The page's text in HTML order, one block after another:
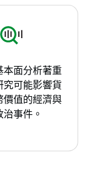
本面分析著重
究可能影響貨
價值的經濟與
治事件。